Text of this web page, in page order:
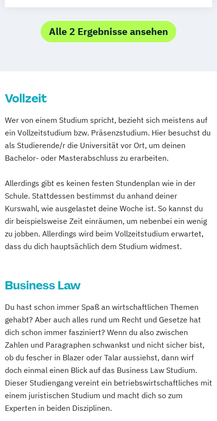
Alle 2 Ergebnisse ansehen
Vollzeit
Wer von einem Studium spricht, bezieht sich meistens auf
ein Vollzeitstudium bzw. Präsenzstudium. Hier besuchst du
als Studierende/r die Universität vor Ort, um deinen
Bachelor- oder Masterabschluss zu erarbeiten.
Allerdings gibt es keinen festen Stundenplan wie in der
Schule. Stattdessen bestimmst du anhand deiner
Kurswahl, wie ausgelastet deine Woche ist. So kannst du
dir beispielsweise Zeit einräumen, um nebenbei ein wenig
zu jobben. Allerdings wird beim Vollzeitstudium erwartet,
dass du dich hauptsächlich dem Studium widmest.
Business Law
Du hast schon immer Spaß an wirtschaftlichen Themen
gehabt? Aber auch alles rund um Recht und Gesetze hat
dich schon immer fasziniert? Wenn du also zwischen
Zahlen und Paragraphen schwankst und nicht sicher bist,
ob du fescher in Blazer oder Talar aussiehst, dann wirf
doch einmal einen Blick auf das Business Law Studium.
Dieser Studiengang vereint ein betriebswirtschaftliches mit
einem juristischen Studium und macht dich so zum
Experten in beiden Disziplinen.